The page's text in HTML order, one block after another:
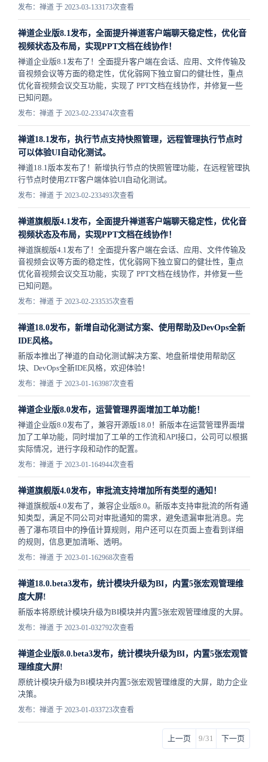
发布：禅道 于 2023-03-133173次查看
禅道企业版8.1发布，全面提升禅道客户端聊天稳定性，优化音
视频状态及布局，实现PPT文档在线协作！
禅道企业版8.1发布了！全面提升客户端在会话、应用、文件传输及
音视频会议等方面的稳定性，优化弱网下独立窗口的健壮性，重点
优化音视频会议交互功能，实现了 PPT文档在线协作，并修复一些
已知问题。
发布：禅道 于 2023-02-233474次查看
禅道18.1发布，执行节点支持快照管理，远程管理执行节点时
可以体验UI自动化测试。
禅道18.1版本发布了！新增执行节点的快照管理功能，在远程管理执
行节点时使用ZTF客户端体验UI自动化测试。
发布：禅道 于 2023-02-233493次查看
禅道旗舰版4.1发布，全面提升禅道客户端聊天稳定性，优化音
视频状态及布局，实现PPT文档在线协作！
禅道旗舰版4.1发布了！全面提升客户端在会话、应用、文件传输及
音视频会议等方面的稳定性，优化弱网下独立窗口的健壮性，重点
优化音视频会议交互功能，实现了 PPT文档在线协作，并修复一些
已知问题。
发布：禅道 于 2023-02-233535次查看
禅道18.0发布，新增自动化测试方案、使用帮助及DevOps全新
IDE风格。
新版本推出了禅道的自动化测试解决方案、地盘新增使用帮助区
块、DevOps全新IDE风格，欢迎体验！
发布：禅道 于 2023-01-163987次查看
禅道企业版8.0发布，运营管理界面增加工单功能！
禅道企业版8.0发布了，兼容开源版18.0！新版本在运营管理界面增
加了工单功能，同时增加了工单的工作流和API接口，公司可以根据
实际情况，进行字段和动作的配置。
发布：禅道 于 2023-01-164944次查看
禅道旗舰版4.0发布，审批流支持增加所有类型的通知！
禅道旗舰版4.0发布了，兼容企业版8.0。新版本支持审批流的所有通
知类型，满足不同公司对审批通知的需求，避免遗漏审批消息。完
善了瀑布项目中的挣值计算规则，用户还可以在页面上查看到详细
的规则，信息更加清晰、透明。
发布：禅道 于 2023-01-162968次查看
禅道18.0.beta3发布，统计模块升级为BI，内置5张宏观管理维
度大屏!
新版本将原统计模块升级为BI模块并内置5张宏观管理维度的大屏。
发布：禅道 于 2023-01-032792次查看
禅道企业版8.0.beta3发布，统计模块升级为BI，内置5张宏观管
理维度大屏!
原统计模块升级为BI模块并内置5张宏观管理维度的大屏，助力企业
决策。
发布：禅道 于 2023-01-033723次查看
上一页 9/31 下一页